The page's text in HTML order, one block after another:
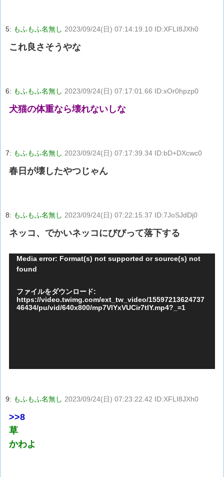
5: もふもふ名無し 2023/09/24(日) 07:14:19.10 ID:XFLI8JXh0
これ良さそうやな
6: もふもふ名無し 2023/09/24(日) 07:17:01.66 ID:xOr0hpzp0
犬猫の体重なら壊れないしな
7: もふもふ名無し 2023/09/24(日) 07:17:39.34 ID:bD+DXcwc0
春日が壊したやつじゃん
8: もふもふ名無し 2023/09/24(日) 07:22:15.37 ID:7JoSJdDj0
ネッコ、でかいネッコにびびって落下する
動
画
レ
Media error: Format(s) not supported or source(s) not
found
ファイルをダウンロード:
https://video.twimg.com/ext_tw_video/15597213624737
46434/pu/vid/640x800/mp7VlYxVUCir7tIY.mp4?_=1
9: もふもふ名無し 2023/09/24(日) 07:23:22.42 ID:XFLI8JXh0
>>8
草
かわよ